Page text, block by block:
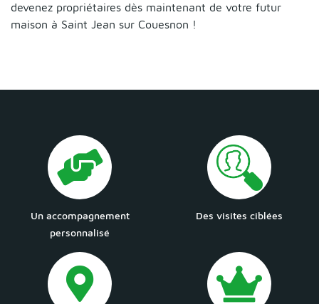
devenez propriétaires dès maintenant de votre futur
maison à Saint Jean sur Couesnon !
Un accompagnement
personnalisé
Des visites ciblées